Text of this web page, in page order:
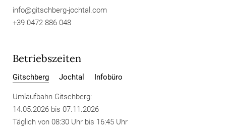
info@gitschberg-jochtal.com
+39 0472 886 048
Betriebszeiten
Gitschberg Jochtal Infobüro
Umlaufbahn Gitschberg:
14.05.2026 bis 07.11.2026
Täglich von 08:30 Uhr bis 16:45 Uhr